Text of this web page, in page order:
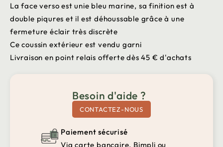
La face verso est unie bleu marine, sa finition est à
double piqures et il est déhoussable grâce à une
fermeture éclair très discrète
Ce coussin extérieur est vendu garni
Livraison en point relais offerte dès 45 € d'achats
Besoin d'aide ?
CONTACTEZ-NOUS
Paiement sécurisé
Via carte bancaire, Bimpli ou